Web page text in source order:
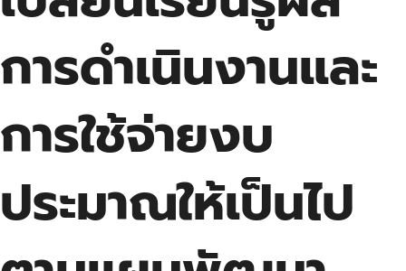
การดำเนินงานและ
การใช้จ่ายงบ
ประมาณให้เป็นไป